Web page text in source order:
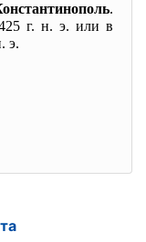
.
г. н. э. или в
э.